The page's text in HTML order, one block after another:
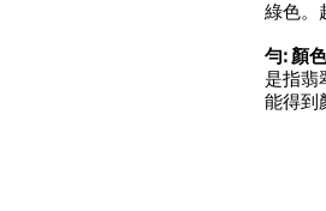
綠色。
勻: 顏
是指翡
能得到